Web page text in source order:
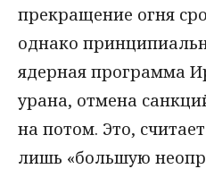
прекращение огня
однако
ядерная программа
урана, отмена
на потом. Это,
лишь «большую